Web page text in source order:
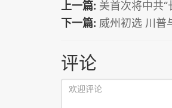
上一篇: 美首次将中共
下一篇: 威州初选 川普
评论